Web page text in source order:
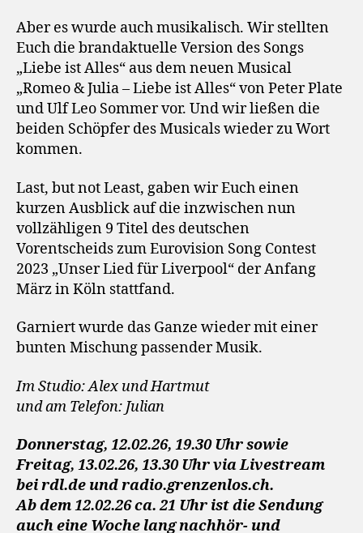
Aber es wurde auch musikalisch. Wir stellten
Euch die brandaktuelle Version des Songs
„Liebe ist Alles“ aus dem neuen Musical
„Romeo & Julia – Liebe ist Alles“ von Peter Plate
und Ulf Leo Sommer vor. Und wir ließen die
beiden Schöpfer des Musicals wieder zu Wort
kommen.
Last, but not Least, gaben wir Euch einen
kurzen Ausblick auf die inzwischen nun
vollzähligen 9 Titel des deutschen
Vorentscheids zum Eurovision Song Contest
2023 „Unser Lied für Liverpool“ der Anfang
März in Köln stattfand.
Garniert wurde das Ganze wieder mit einer
bunten Mischung passender Musik.
Im Studio: Alex und Hartmut
und am Telefon: Julian
Donnerstag, 12.02.26, 19.30 Uhr sowie
Freitag, 13.02.26, 13.30 Uhr via Livestream
bei rdl.de und radio.grenzenlos.ch.
Ab dem 12.02.26 ca. 21 Uhr ist die Sendung
auch eine Woche lang nachhör- und